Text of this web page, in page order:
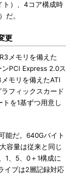
ト）、4コア構成時
だ。
更
メモリを備えた
PCI Express 2.0ス
モリを備えたATI
フィックスカード
を1基ずつ用意し
能だ。640Gバイト
容量は従来と同じ
1、5、0＋1構成に
イブは2層記録対応